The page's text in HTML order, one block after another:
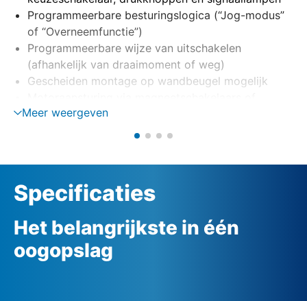
Programmeerbare besturingslogica (“Jog-modus”
of “Overneemfunctie”)
Programmeerbare wijze van uitschakelen
(afhankelijk van draaimoment of weg)
Gescheiden montage op wandbeugel mogelijk
thyristors (optie)
Fasebewaking met automatische correctie van
Externe 24 VDC voeding (optie)
Meer weergeven
Specificaties
Het belangrijkste in één
oogopslag